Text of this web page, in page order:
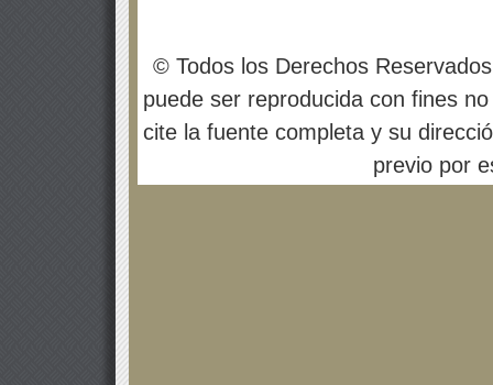
© Todos los Derechos
puede ser reproducida con fines
cite la fuente completa y su
previo por